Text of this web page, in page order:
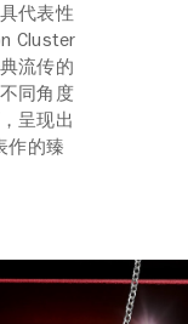
代表性
Cluster
流传的
同角度
呈现出
作的臻